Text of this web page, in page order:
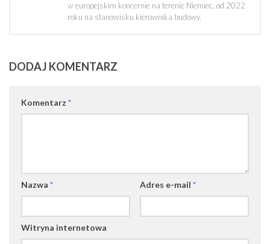
w europejskim koncernie na terenie Niemiec, od 2022
roku na stanowisku kierownika budowy.
DODAJ KOMENTARZ
Komentarz *
Nazwa * Adres e-mail *
Witryna internetowa